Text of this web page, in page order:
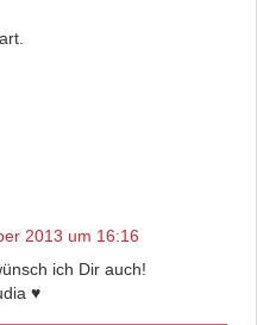
2013 um 16:16
ich Dir auch!
♥